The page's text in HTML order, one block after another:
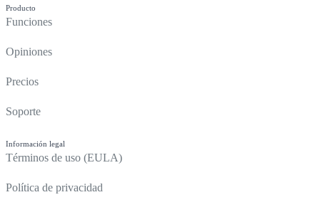
Producto
Funciones
Opiniones
Precios
Soporte
Información legal
Términos de uso (EULA)
Política de privacidad